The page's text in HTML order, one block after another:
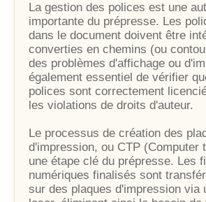
La gestion des polices est une
importante du prépresse. Les
dans le document doivent être
converties en chemins (ou
des problèmes d'affichage ou
également essentiel de vérifier
polices sont correctement
les violations de droits d'auteur.
Le processus de création des
d'impression, ou CTP (Computer
une étape clé du prépresse. Les
numériques finalisés sont
sur des plaques d'impression via